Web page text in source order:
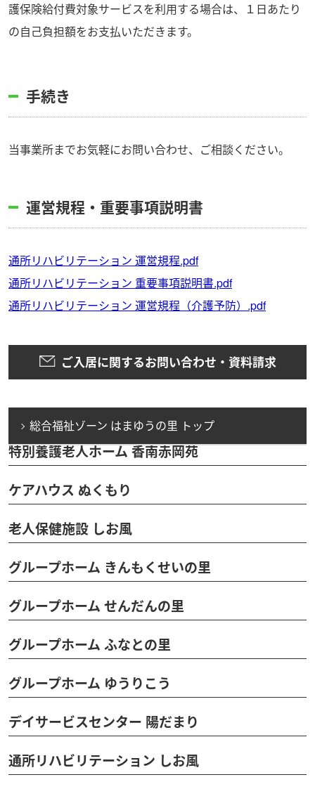
総合福祉ゾーン はまゆうの里 トップ
特別養護老人ホーム 香南赤岡苑
ケアハウス ぬくもり
老人保健施設 しお風
グループホーム きんもくせいの里
グループホーム せんだんの里
グループホーム ふなとの里
グループホーム ゆうりこう
デイサービスセンター 陽だまり
通所リハビリテーション しお風
護保険給付費対象サービスを利用する場合は、１日あたり
の自己負担額をお支払いただきます。
手続き
当事業所までお気軽にお問い合わせ、ご相談ください。
運営規程・重要事項説明書
通所リハビリテーション 運営規程.pdf
通所リハビリテーション 重要事項説明書.pdf
通所リハビリテーション 運営規程（介護予防）.pdf
ご入居に関するお問い合わせ・資料請求